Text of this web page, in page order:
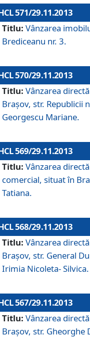
571/29.11.2013
Titlu: Vânzarea
Brediceanu nr. 3.
570/29.11.2013
Titlu: Vânzarea
Braşov, str. Republicii
Georgescu Mariane.
569/29.11.2013
Titlu: Vânzarea
comercial, situat în
Tatiana.
568/29.11.2013
Titlu: Vânzarea
Braşov, str. General
Irimia Nicoleta- Silvica.
567/29.11.2013
Titlu: Vânzarea
Braşov, str. Gheorghe